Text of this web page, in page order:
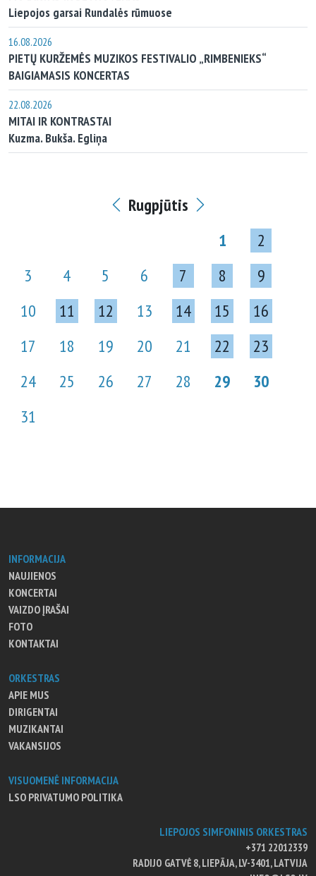
Liepojos garsai Rundalės rūmuose
16.08.2026
PIETŲ KURŽEMĖS MUZIKOS FESTIVALIO „RIMBENIEKS“
BAIGIAMASIS KONCERTAS
22.08.2026
MITAI IR KONTRASTAI
Kuzma. Bukša. Egliņa
Rugpjūtis
1
2
3
4 5 6 7 8
9
10
11 12 13 14 15
16
17
18 19 20 21 22
23
24
25 26 27 28 29
30
31
INFORMACIJA
NAUJIENOS
KONCERTAI
VAIZDO ĮRAŠAI
FOTO
KONTAKTAI
ORKESTRAS
APIE MUS
DIRIGENTAI
MUZIKANTAI
VAKANSIJOS
VISUOMENĖ INFORMACIJA
LSO PRIVATUMO POLITIKA
LIEPOJOS SIMFONINIS ORKESTRAS
+371 22012339
RADIJO GATVĖ 8, LIEPĀJA, LV-3401, LATVIJA